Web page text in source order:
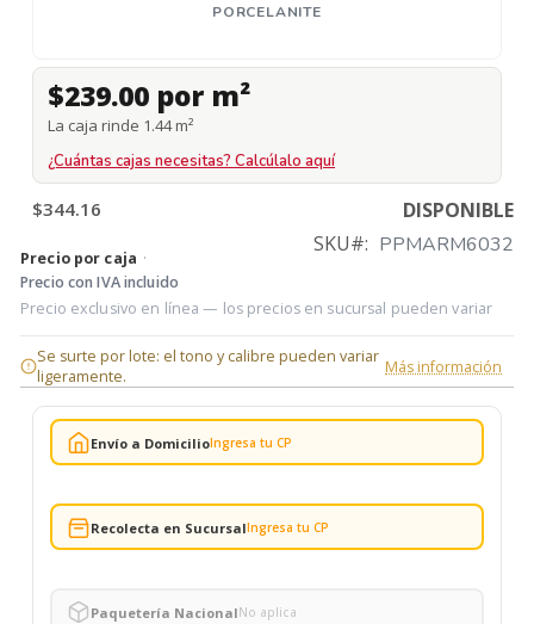
PORCELANITE
$239.00 por m²
La caja rinde 1.44 m²
¿Cuántas cajas necesitas? Calcúlalo aquí
$344.16
DISPONIBLE
SKU
PPMARM6032
Precio por caja ·
Precio con IVA incluido
Precio exclusivo en línea — los precios en sucursal pueden variar
Se surte por lote: el tono y calibre pueden variar
ligeramente.
Más información
Envío a DomicilioIngresa tu CP
Recolecta en SucursalIngresa tu CP
Paquetería NacionalNo aplica